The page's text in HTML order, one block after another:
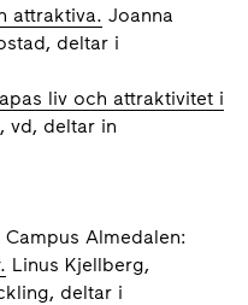
attraktiva. Joanna
deltar i
liv och attraktivitet i
vd, deltar in
Almedalen:
Linus Kjellberg,
deltar i